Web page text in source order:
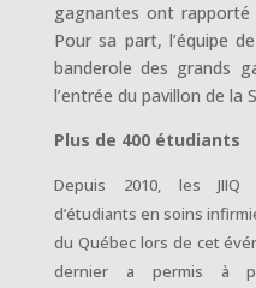
gagnantes ont rapporté
Pour sa part, l’équipe
banderole des grands
l’entrée du pavillon de la
Plus de 400 étudiants
Depuis 2010, les JIIQ
d’étudiants en soins
du Québec lors de cet
dernier a permis à